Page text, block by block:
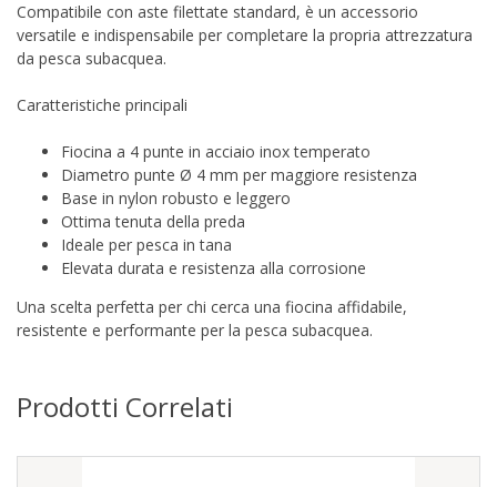
Compatibile con aste filettate standard, è un accessorio
versatile e indispensabile per completare la propria attrezzatura
da pesca subacquea.
Caratteristiche principali
Fiocina a 4 punte in acciaio inox temperato
Diametro punte Ø 4 mm per maggiore resistenza
Base in nylon robusto e leggero
Ottima tenuta della preda
Ideale per pesca in tana
Elevata durata e resistenza alla corrosione
Una scelta perfetta per chi cerca una fiocina affidabile,
resistente e performante per la pesca subacquea.
Prodotti Correlati